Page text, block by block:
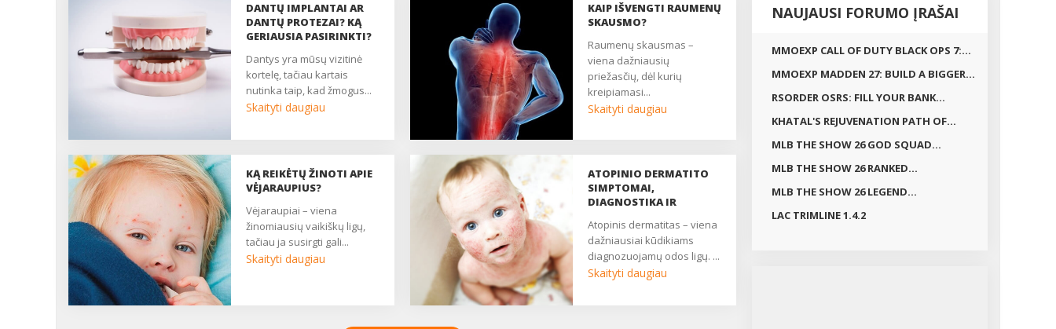
DANTŲ IMPLANTAI AR
DANTŲ PROTEZAI? KĄ
GERIAUSIA PASIRINKTI?
dantys yra mūsų vizitinė
kortelę, tačiau kartais
nutinka taip, kad žmogus...
Skaityti daugiau
KAIP IŠVENGTI RAUMENŲ
SKAUSMO?
raumenų skausmas –
viena dažniausių
priežasčių, dėl kurių
kreipiamasi...
Skaityti daugiau
KĄ REIKĖTŲ ŽINOTI APIE
VĖJARAUPIUS?
vėjaraupiai – viena
žinomiausių vaikiškų ligų,
tačiau ja susirgti gali...
Skaityti daugiau
ATOPINIO DERMATITO
SIMPTOMAI,
DIAGNOSTIKA IR
atopinis dermatitas – viena
dažniausiai kūdikiams
diagnozuojamų odos ligų. ...
Skaityti daugiau
NAUJAUSI FORUMO ĮRAŠAI
MMOEXP CALL OF DUTY BLACK OPS 7:...
MMOEXP MADDEN 27: BUILD A BIGGER...
RSORDER OSRS: FILL YOUR BANK...
KHATAL'S REJUVENATION PATH OF...
MLB THE SHOW 26 GOD SQUAD...
MLB THE SHOW 26 RANKED...
MLB THE SHOW 26 LEGEND...
LAC TRIMLINE 1.4.2